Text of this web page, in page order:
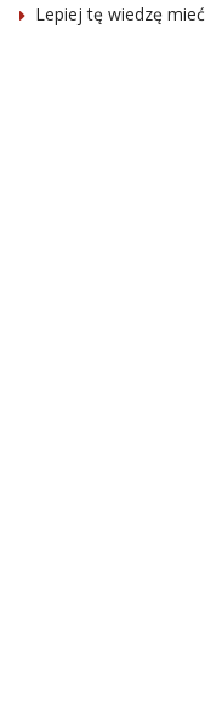
Lepiej tę wiedzę